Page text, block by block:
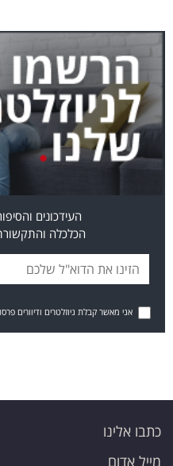
העידכונים
הכלכלה
אני מאשר קבלת ניוזלטרים ודיוורים
כתבו אלינו
מייל אדום